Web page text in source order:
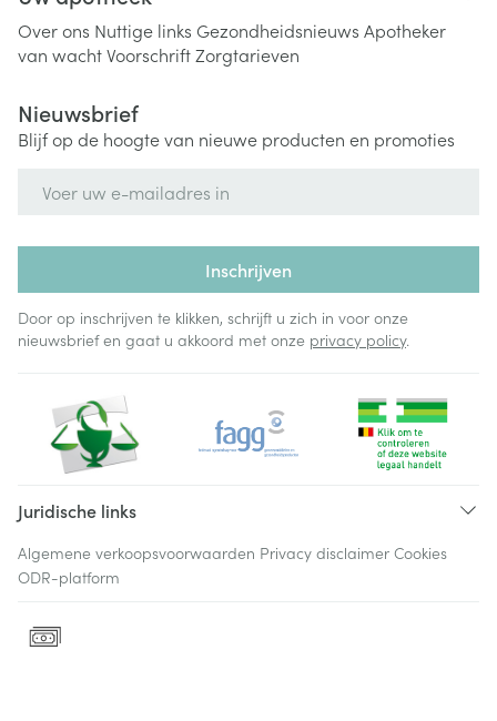
Over ons Nuttige links Gezondheidsnieuws Apotheker
van wachtVoorschriftZorgtarieven
Nieuwsbrief
Blijf op de hoogte van nieuwe producten en promoties
Inschrijven
Door op inschrijven te klikken, schrijft u zich in voor onze
nieuwsbrief en gaat u akkoord met onze privacy policy.
Juridische links
Algemene verkoopsvoorwaarden Privacy disclaimer Cookies
ODR-platform